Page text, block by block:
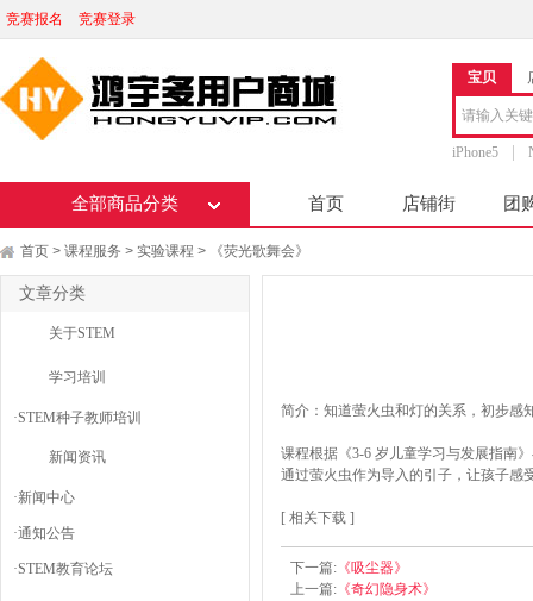
竞赛报名 竞赛登录
宝贝
iPhone5
全部商品分类 首页 店铺街 团
首页 > 课程服务 > 实验课程 > 《荧光歌舞会》
简介：知道萤火虫和灯的关系，初步感
课程根据《3-6 岁儿童学习与发展指南
通过萤火虫作为导入的引子，让孩子感
[ 相关下载 ]
下一篇: 《吸尘器》
上一篇: 《奇幻隐身术》
文章分类
关于STEM
学习培训
·STEM种子教师培训
新闻资讯
·新闻中心
·通知公告
·STEM教育论坛